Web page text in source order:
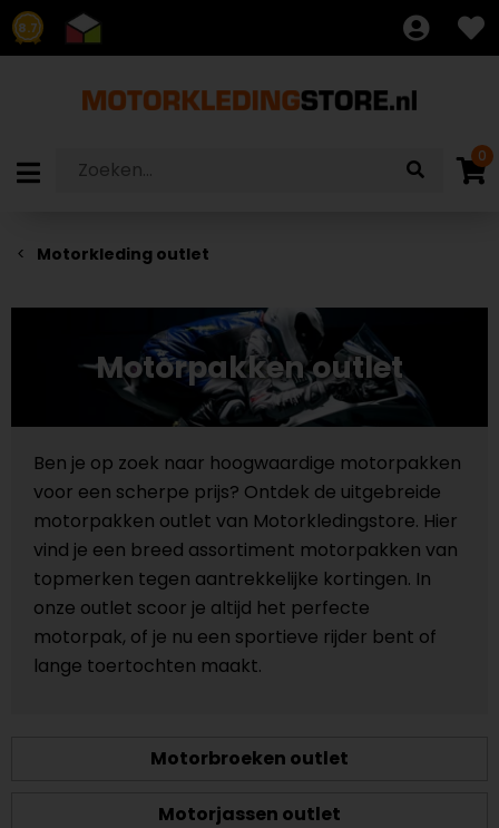
8.7
0
Motorkleding outlet
Motorpakken outlet
Ben je op zoek naar hoogwaardige motorpakken
voor een scherpe prijs? Ontdek de uitgebreide
motorpakken outlet van Motorkledingstore. Hier
vind je een breed assortiment motorpakken van
topmerken tegen aantrekkelijke kortingen. In
onze outlet scoor je altijd het perfecte
motorpak, of je nu een sportieve rijder bent of
lange toertochten maakt.
Motorbroeken outlet
Motorjassen outlet